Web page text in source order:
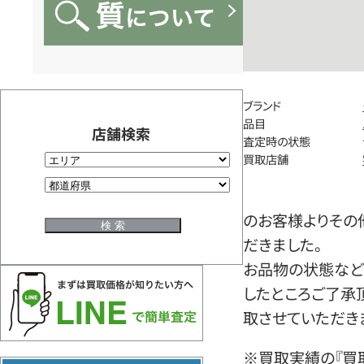
店舗検索
ブランド
品目
査定時の状態
買取店舗
のお客様よりそ
だきました。
お品物の状態など
したところご了
取させていただき
※買取実績の『買